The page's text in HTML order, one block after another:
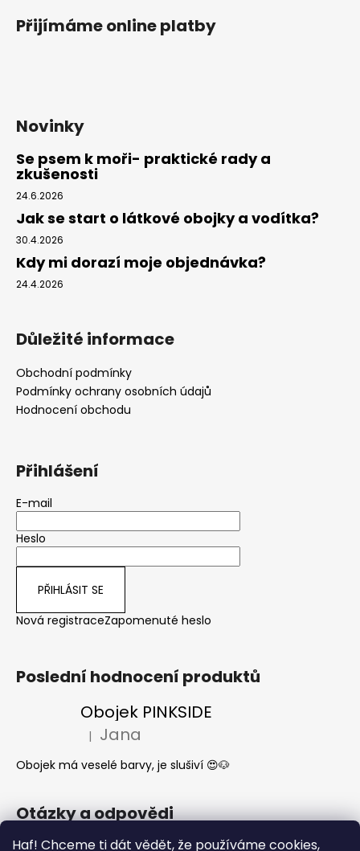
Haf! Chceme ti dát vědět, že používáme cookies,
Přijímáme online platby
Novinky
Se psem k moři- praktické rady a
zkušenosti
24.6.2026
Jak se start o látkové obojky a vodítka?
30.4.2026
Kdy mi dorazí moje objednávka?
24.4.2026
Důležité informace
Obchodní podmínky
Podmínky ochrany osobních údajů
Hodnocení obchodu
Přihlášení
E-mail
Heslo
PŘIHLÁSIT SE
Nová registraceZapomenuté heslo
Poslední hodnocení produktů
Obojek PINKSIDE
Hodnocení produktu je 5 z 5 hvězdiček.
| Jana
Obojek má veselé barvy, je slušiví 😍🐶
Otázky a odpovědi
Jak se start o látkové obojky a vodítka?